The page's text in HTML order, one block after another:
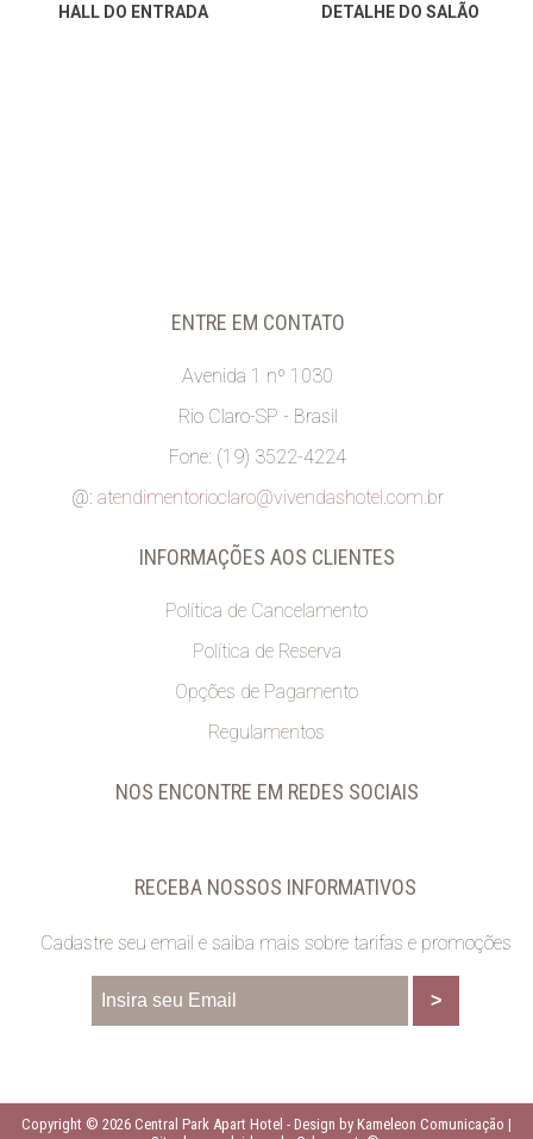
HALL DO ENTRADA DETALHE DO SALÃO
ENTRE EM CONTATO
Avenida 1 nº 1030
Rio Claro-SP - Brasil
Fone: (19) 3522-4224
@: atendimentorioclaro@vivendashotel.com.br
INFORMAÇÕES AOS CLIENTES
Política de Cancelamento
Política de Reserva
Opções de Pagamento
Regulamentos
NOS ENCONTRE EM REDES SOCIAIS
RECEBA NOSSOS INFORMATIVOS
Cadastre seu email e saiba mais sobre tarifas e promoções
Copyright © 2026 Central Park Apart Hotel - Design by Kameleon Comunicação |